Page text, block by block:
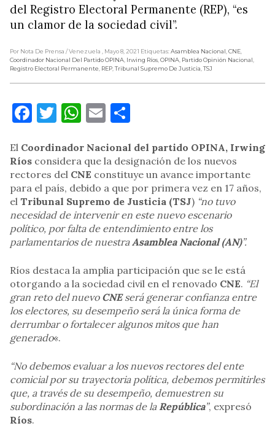
del Registro Electoral Permanente (REP), “es
un clamor de la sociedad civil”.
Por Nota De Prensa / Venezuela , Mayo 8, 2021 Etiquetas:Asamblea Nacional,CNE,
Coordinador Nacional Del Partido OPINA, Irwing Ríos,OPINA, Partido Opinión Nacional,
Registro Electoral Permanente, REP,Tribunal Supremo De Justicia,TSJ
Facebook
Twitter
WhatsApp
Email
El Coordinador Nacional del partido OPINA, Irwing
Ríos considera que la designación de los nuevos
rectores del CNE constituye un avance importante
para el país, debido a que por primera vez en 17 años,
el Tribunal Supremo de Justicia (TSJ) “no tuvo
necesidad de intervenir en este nuevo escenario
político, por falta de entendimiento entre los
parlamentarios de nuestraAsamblea Nacional (AN)”.
Ríos destaca la amplia participación que se le está
otorgando a la sociedad civil en el renovado CNE. “El
gran reto del nuevo CNEserá generar confianza entre
los electores, su desempeño será la única forma de
derrumbar o fortalecer algunos mitos que han
generado«.
“No debemos evaluar a los nuevos rectores del ente
comicial por su trayectoria política, debemos permitirles
que, a través de su desempeño, demuestren su
subordinación a las normas de la República”, expresó
Ríos.